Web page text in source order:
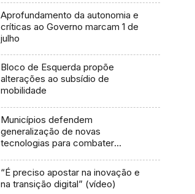
Aprofundamento da autonomia e
críticas ao Governo marcam 1 de
julho
Bloco de Esquerda propõe
alterações ao subsídio de
mobilidade
Municípios defendem
generalização de novas
tecnologias para combater
“É preciso apostar na inovação e
na transição digital” (vídeo)